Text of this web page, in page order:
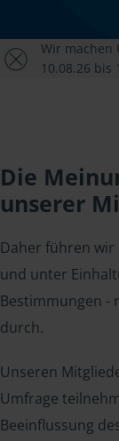
Wir machen
10.08.26 bis
Die
unserer
Daher führen
und unter
Bestimmungen -
durch.
Unseren
Umfrage
Beeinflussung